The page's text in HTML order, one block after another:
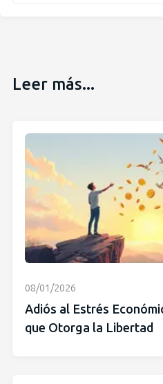
Leer más...
08/01/2026
Adiós al Estrés
que Otorga la Libertad